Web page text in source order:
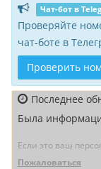
Чат-бот в
Проверяйте
чат-боте в
Проверить
Последнее
Была
Если это ваш
Пожаловаться